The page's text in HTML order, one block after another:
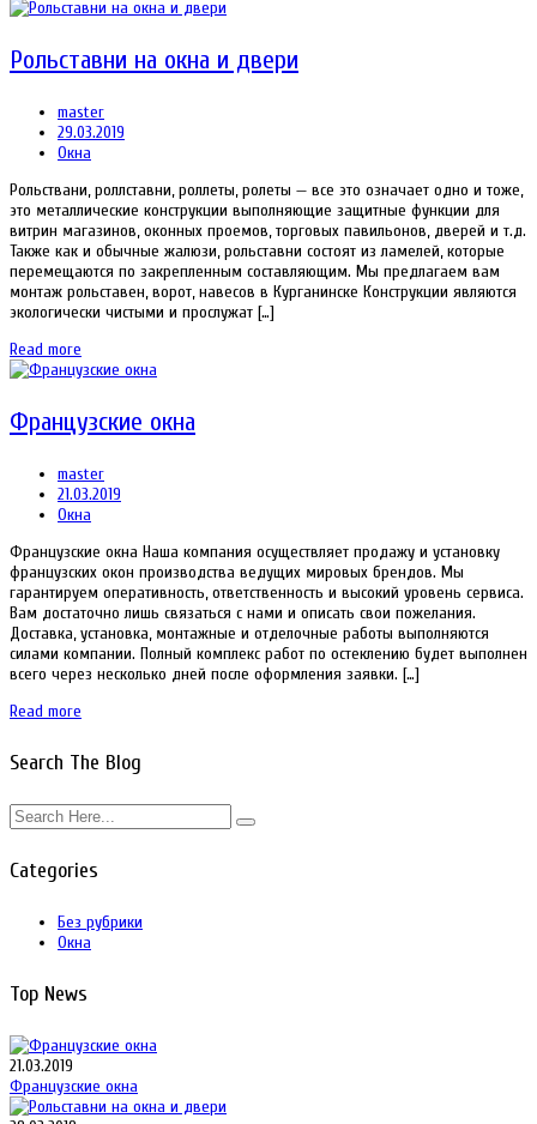
Рольставни на окна и двери
master
29.03.2019
Окна
Рольствани, роллставни, роллеты, ролеты — все это означает одно и тоже,
это металлические конструкции выполняющие защитные функции для
витрин магазинов, оконных проемов, торговых павильонов, дверей и т.д.
Также как и обычные жалюзи, рольставни состоят из ламелей, которые
перемещаются по закрепленным составляющим. Мы предлагаем вам
монтаж рольставен, ворот, навесов в Курганинске Конструкции являются
экологически чистыми и прослужат […]
Read more
Французские окна
master
21.03.2019
Окна
Французские окна Наша компания осуществляет продажу и установку
французских окон производства ведущих мировых брендов. Мы
гарантируем оперативность, ответственность и высокий уровень сервиса.
Вам достаточно лишь связаться с нами и описать свои пожелания.
Доставка, установка, монтажные и отделочные работы выполняются
силами компании. Полный комплекс работ по остеклению будет выполнен
всего через несколько дней после оформления заявки. […]
Read more
Search The Blog
Categories
Без рубрики
Окна
Top News
21.03.2019
Французские окна